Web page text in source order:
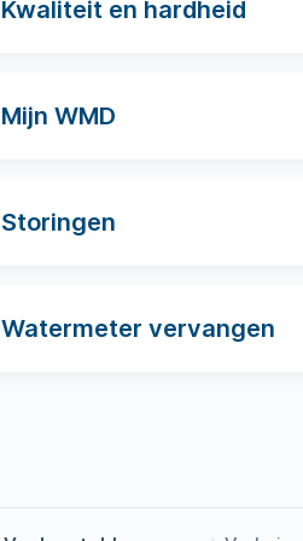
Kwaliteit en hardheid
Mijn WMD
Storingen
Watermeter vervangen